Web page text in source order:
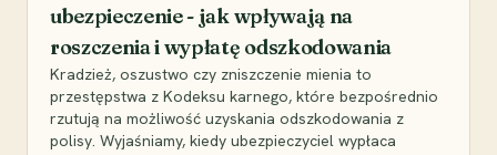
ubezpieczenie - jak wpływają na
roszczenia i wypłatę odszkodowania
Kradzież, oszustwo czy zniszczenie mienia to
przestępstwa z Kodeksu karnego, które bezpośrednio
rzutują na możliwość uzyskania odszkodowania z
polisy. Wyjaśniamy, kiedy ubezpieczyciel wypłaca